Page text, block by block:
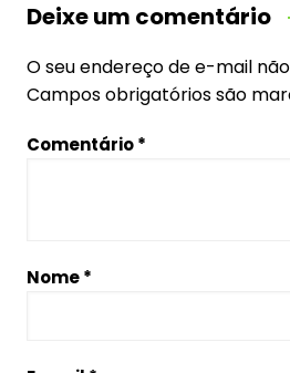
Deixe um comentário
O seu endereço de e-mail
Campos obrigatórios são
Comentário*
Nome*